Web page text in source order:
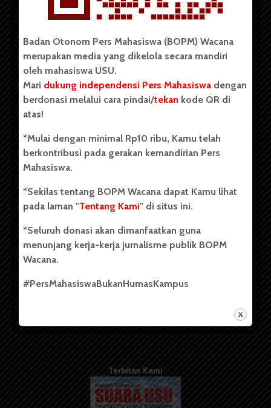
Copyright © 2023. All rights reserved BOPM WACANA.
Badan Otonom Pers Mahasiswa (BOPM) Wacana merupakan
pers mahasiswa yang berdiri di luar kampus dan dikelola
secara mandiri oleh mahasiswa Universitas Sumatera Utara
(USU). Sebelumnya BOPM Wacana merupakan salah satu
Unit Kegiatan Mahasiswa (UKM) di Universitas Sumatera
berdiri pada 1 Juli 1995.
Tentang Kami
Info Iklan
Terbitan Kami
Badan Otonom Pers Mahasiswa (BOPM) Wacana
merupakan media yang dikelola secara mandiri
oleh mahasiswa USU.
Mari dukung independensi Pers Mahasiswa dengan
berdonasi melalui cara pindai/tekan kode QR di
atas!
*Mulai dengan minimal Rp10 ribu, Kamu telah
berkontribusi pada gerakan kemandirian Pers
Mahasiswa.
*Sekilas tentang BOPM Wacana dapat Kamu lihat
pada laman "Tentang Kami" di situs ini.
*Seluruh donasi akan dimanfaatkan guna
menunjang kerja-kerja jurnalisme publik BOPM
Wacana.
#PersMahasiswaBukanHumasKampus